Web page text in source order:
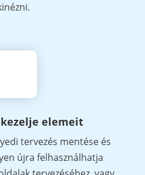
elemeit
tervezés mentése és
újra felhasználhatja